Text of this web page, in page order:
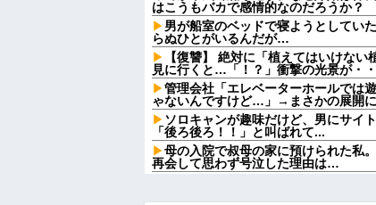
はこうもバカで感情的なのだろうか？
男が船室のベッドで寝ようとして
らぬひとがいるんだが…
【復讐】 絶対に「植えてはいけな
見に行くと…「！？」衝撃の光景が・・
管理会社「エレベーターホールでは
ゃないんですけど…」→まさかの展開
ソロキャンが趣味だけど、男にサイ
「後ろ後ろ！！」と叫ばれて...
母の入院で叔母の家に預けられた私
再会して思わず号泣した理由は…